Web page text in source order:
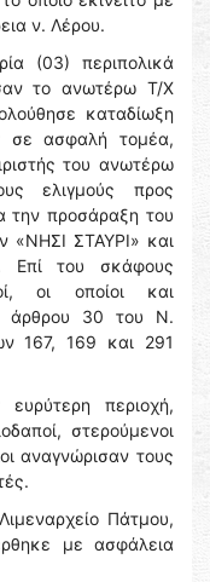
ν. Λέρου.
(03) περιπολικά
το ανωτέρω Τ/Χ
καταδίωξη
σε ασφαλή τομέα,
του ανωτέρω
ελιγμούς προς
την προσάραξη του
«ΝΗΣΙ ΣΤΑΥΡΙ» και
Επί του σκάφους
οι οποίοι και
άρθρου 30 του Ν.
167, 169 και 291
περιοχή,
στερούμενοι
αναγνώρισαν τους
Πάτμου,
με ασφάλεια